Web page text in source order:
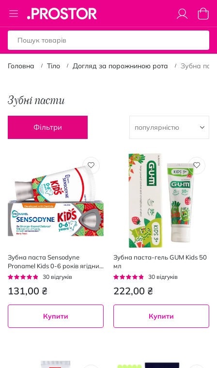
Toggle
Nav
Кошик
Головна Тіло Догляд за порожниною рота Зубна
Зубні пасти
Фільтри
Зубна паста Sensodyne
Pronamel Kids 0-6 років ягідний
мікс 50 мл
Рейтинг:
30 відгуків
131,00 ₴
Купити
Зубна паста-гель GUM Kids 50
мл
Рейтинг:
30 відгуків
222,00 ₴
Купити